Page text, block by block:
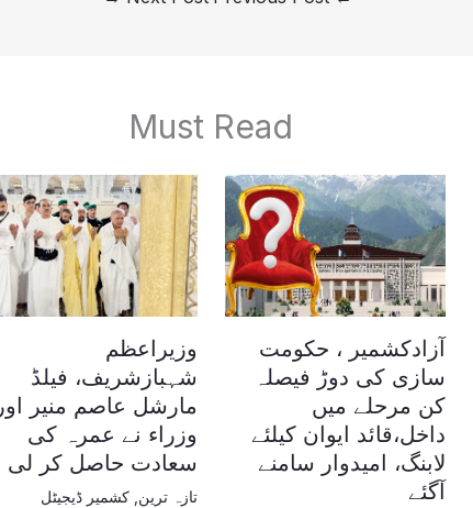
Must Read
آزادکشمیر ، حکومت
سازی کی دوڑ فیصلہ
کن مرحلے میں
داخل،قائد ایوان کیلئے
لابنگ، امیدوار سامنے
آگئے
وزیراعظم
شہبازشریف، فیلڈ
مارشل عاصم منیر اور
وزراء نے عمرہ کی
سعادت حاصل کر لی
تازہ ترین ,کشمیر ڈیجیٹل